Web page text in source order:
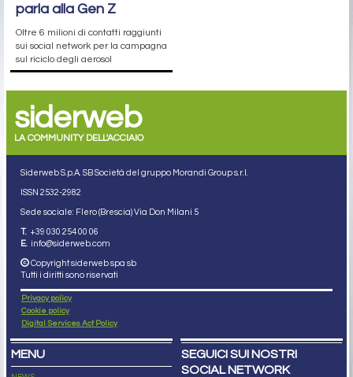
parla alla Gen Z
Oltre 6 milioni di contatti raggiunti
sui social network per la campagna
sul riciclo degli aerosol
siderweb
LA COMMUNITY DELL'ACCIAIO
Siderweb S.p.A. SB Società del gruppo Morandi Group s.r.l.
ISSN 2532-2982
Sede sociale: Flero (Brescia) Via Don Milani 5
T. +39 030 254 00 06
E. info@siderweb.com
Copyright siderweb spa sb
Tutti i diritti sono riservati
Privacy policy
Cookie policy
Digital Services Act Policy
MENU
SEGUICI SUI NOSTRI
SOCIAL NETWORK